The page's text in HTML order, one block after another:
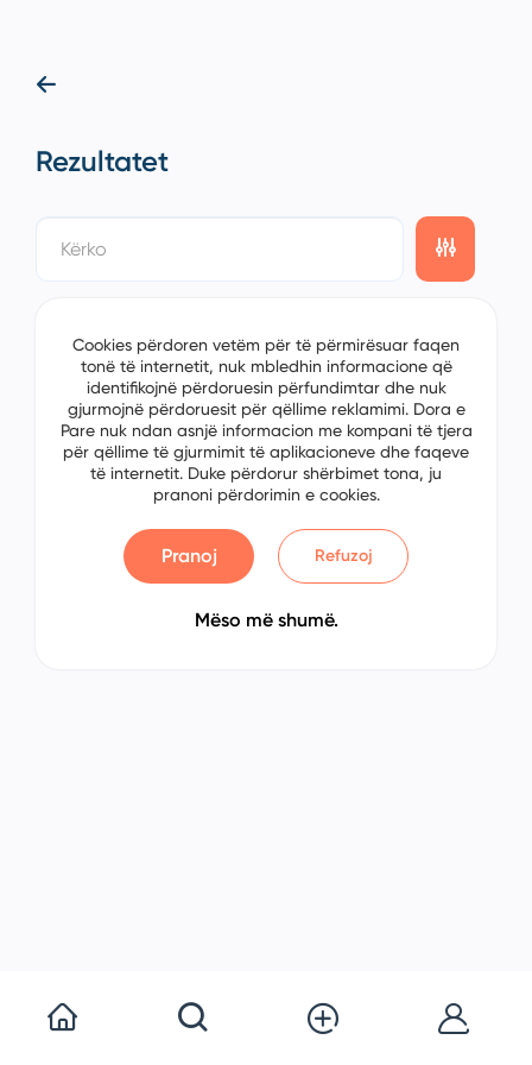
Rezultatet
Cookies përdoren vetëm për të përmirësuar faqen
tonë të internetit, nuk mbledhin informacione që
identifikojnë përdoruesin përfundimtar dhe nuk
gjurmojnë përdoruesit për qëllime reklamimi. Dora e
Pare nuk ndan asnjë informacion me kompani të tjera
për qëllime të gjurmimit të aplikacioneve dhe faqeve
të internetit. Duke përdorur shërbimet tona, ju
pranoni përdorimin e cookies.
Pranoj Refuzoj
Mëso më shumë.